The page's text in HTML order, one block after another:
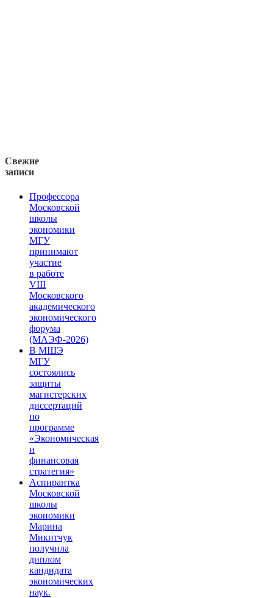
Свежие
записи
Профессора
Московской
школы
экономики
МГУ
принимают
участие
в работе
VIII
Московского
академического
экономического
форума
(МАЭФ-2026)
В МШЭ
МГУ
состоялись
защиты
магистерских
диссертаций
по
программе
«Экономическая
и
финансовая
стратегия»
Аспирантка
Московской
школы
экономики
Марина
Микитчук
получила
диплом
кандидата
экономических
наук.